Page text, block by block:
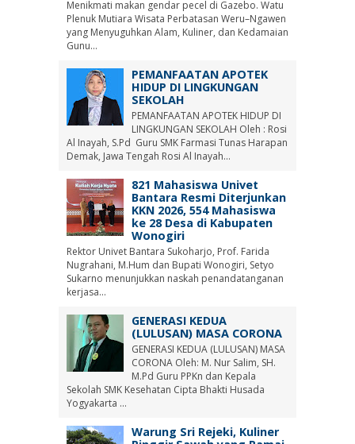
Menikmati makan gendar pecel di Gazebo. Watu
Plenuk Mutiara Wisata Perbatasan Weru–Ngawen
yang Menyuguhkan Alam, Kuliner, dan Kedamaian
Gunu...
PEMANFAATAN APOTEK
HIDUP DI LINGKUNGAN
SEKOLAH
PEMANFAATAN APOTEK HIDUP DI
LINGKUNGAN SEKOLAH Oleh : Rosi
Al Inayah, S.Pd Guru SMK Farmasi Tunas Harapan
Demak, Jawa Tengah Rosi Al Inayah...
821 Mahasiswa Univet
Bantara Resmi Diterjunkan
KKN 2026, 554 Mahasiswa
ke 28 Desa di Kabupaten
Wonogiri
Rektor Univet Bantara Sukoharjo, Prof. Farida
Nugrahani, M.Hum dan Bupati Wonogiri, Setyo
Sukarno menunjukkan naskah penandatanganan
kerjasa...
GENERASI KEDUA
(LULUSAN) MASA CORONA
GENERASI KEDUA (LULUSAN) MASA
CORONA Oleh: M. Nur Salim, SH.
M.Pd Guru PPKn dan Kepala
Sekolah SMK Kesehatan Cipta Bhakti Husada
Yogyakarta ...
Warung Sri Rejeki, Kuliner